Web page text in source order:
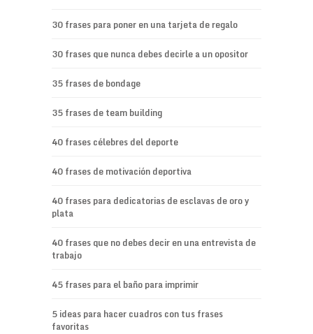
30 frases para poner en una tarjeta de regalo
30 frases que nunca debes decirle a un opositor
35 frases de bondage
35 frases de team building
40 frases célebres del deporte
40 frases de motivación deportiva
40 frases para dedicatorias de esclavas de oro y
plata
40 frases que no debes decir en una entrevista de
trabajo
45 frases para el baño para imprimir
5 ideas para hacer cuadros con tus frases
favoritas